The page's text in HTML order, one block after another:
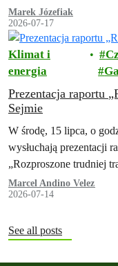
swoją obietnicę z
Marek Józefiak
2026-07-17
Klimat i
energia
Prezentacja raportu „Rozproszone trudniej trafić” w
Sejmie
W środę, 15 lipca, o
wysłuchają prezentacji
„Rozproszone trudniej
małych źródeł jako
doświadczeń Ukrainy".
Marcel Andino Velez
2026-07-14
See all posts